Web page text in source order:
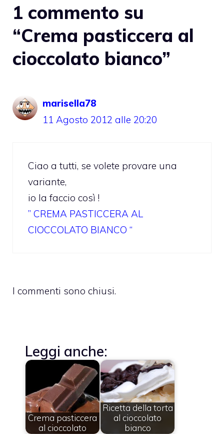
1 commento su
“Crema pasticcera al
cioccolato bianco”
marisella78
11 Agosto 2012 alle 20:20
Ciao a tutti, se volete provare una
variante,
io la faccio così !
” CREMA PASTICCERA AL
CIOCCOLATO BIANCO “
I commenti sono chiusi.
Leggi anche:
Crema pasticcera
al cioccolato
Ricetta della torta
al cioccolato
bianco